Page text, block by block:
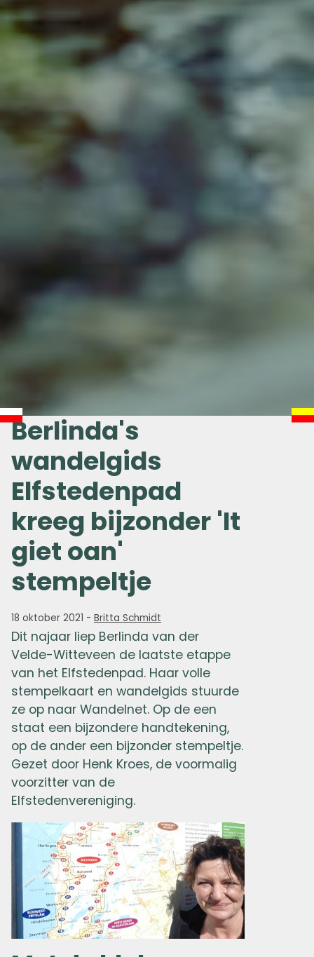
Berlinda's
wandelgids
Elfstedenpad
kreeg bijzonder 'It
giet oan'
stempeltje
18 oktober 2021 - Britta Schmidt
Dit najaar liep Berlinda van der
Velde-Witteveen de laatste etappe
van het Elfstedenpad. Haar volle
stempelkaart en wandelgids stuurde
ze op naar Wandelnet. Op de een
staat een bijzondere handtekening,
op de ander een bijzonder stempeltje.
Gezet door Henk Kroes, de voormalig
voorzitter van de
Elfstedenvereniging.